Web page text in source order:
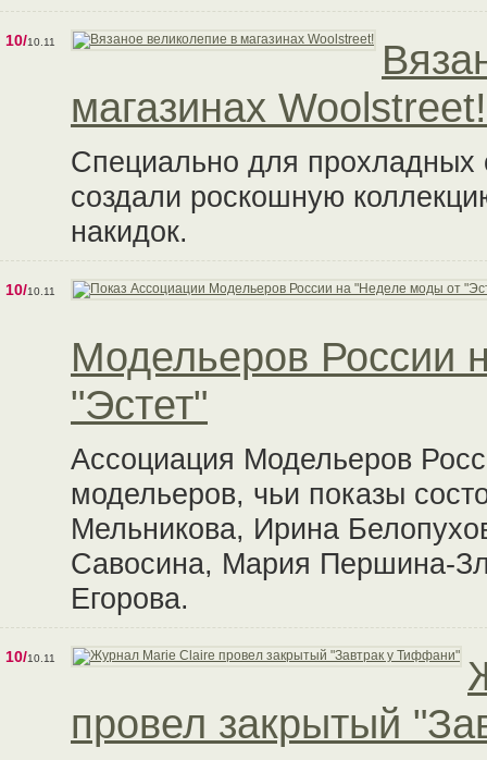
10/10.11
магазинах Woolstreet!
Специально для прохладных
создали роскошную
накидок.
10/10.11
Модельеров России
"Эстет"
Ассоциация Модельеров
модельеров, чьи показы
Мельникова, Ирина
Савосина, Мария Першина-
Егорова.
10/10.11
провел закрытый